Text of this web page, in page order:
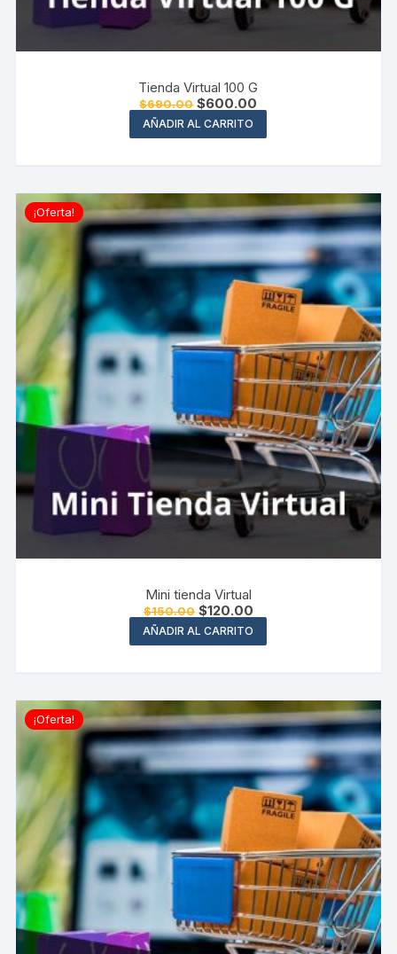
Tienda Virtual 100 G
$690.00 El
precio
original
era:
$600.00
precio
es:
AÑADIR AL CARRITO
¡Oferta!
Mini tienda Virtual
$150.00 El
precio
original
era:
$120.00El
precio
actual
es:
AÑADIR AL CARRITO
¡Oferta!